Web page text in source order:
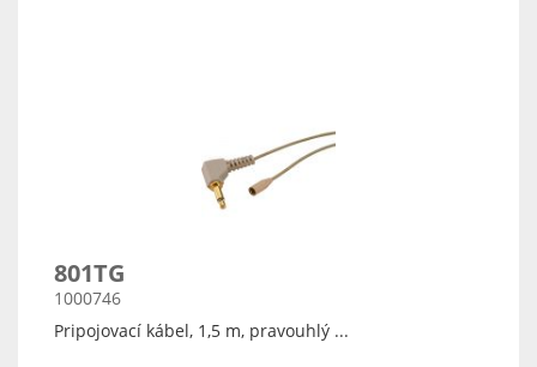
801TG
1000746
Pripojovací kábel, 1,5 m, pravouhlý ...